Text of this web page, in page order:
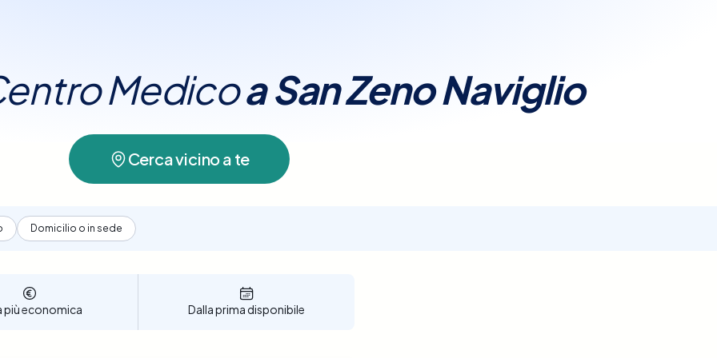
MedicoaSan Zeno Naviglio
Cerca vicino a te
Domicilio o in sede
più economica Dalla prima disponibile